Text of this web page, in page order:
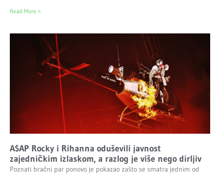
Read More »
A$AP Rocky i Rihanna oduševili javnost
zajedničkim izlaskom, a razlog je više nego dirljiv
Poznati bračni par ponovo je pokazao zašto se smatra jednim od